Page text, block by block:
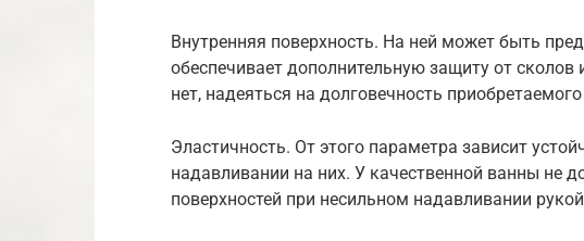
Внутренняя поверхность. На ней может быть
обеспечивает дополнительную защиту от
нет, надеяться на долговечность
Эластичность. От этого параметра зависит
надавливании на них. У качественной ванны не
поверхностей при несильном надавливании